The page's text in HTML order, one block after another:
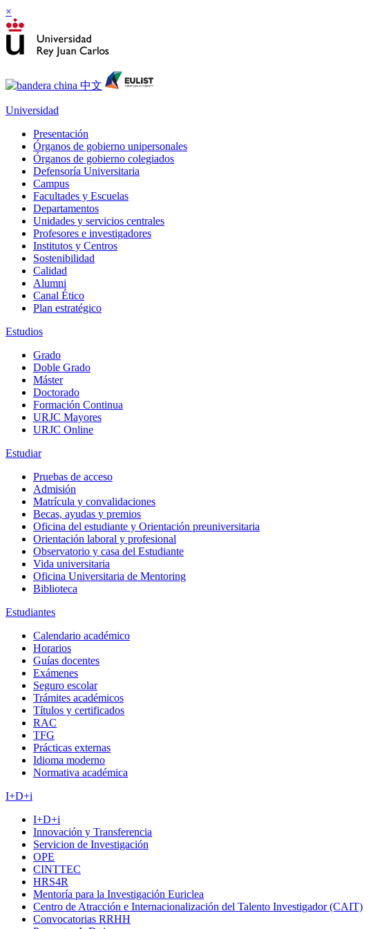
×
Universidad
Presentación
Órganos de gobierno unipersonales
Órganos de gobierno colegiados
Defensoría Universitaria
Campus
Facultades y Escuelas
Departamentos
Unidades y servicios centrales
Profesores e investigadores
Institutos y Centros
Sostenibilidad
Calidad
Alumni
Canal Ético
Plan estratégico
Estudios
Grado
Doble Grado
Máster
Doctorado
Formación Continua
URJC Mayores
URJC Online
Estudiar
Pruebas de acceso
Admisión
Matrícula y convalidaciones
Becas, ayudas y premios
Oficina del estudiante y Orientación preuniversitaria
Orientación laboral y profesional
Observatorio y casa del Estudiante
Vida universitaria
Oficina Universitaria de Mentoring
Biblioteca
Estudiantes
Calendario académico
Horarios
Guías docentes
Exámenes
Seguro escolar
Trámites académicos
Títulos y certificados
RAC
TFG
Prácticas externas
Idioma moderno
Normativa académica
I+D+i
I+D+i
Innovación y Transferencia
Servicion de Investigación
OPE
CINTTEC
HRS4R
Mentoría para la Investigación Euriclea
Centro de Atracción e Internacionalización del Talento Investigador (CAIT)
Convocatorias RRHH